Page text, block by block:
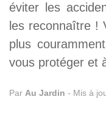
éviter les
les reconnaître !
plus
vous protéger et
Par Au Jardin - Mis à